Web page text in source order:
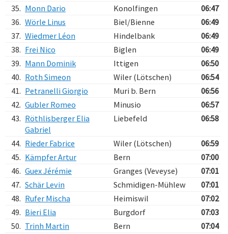
35. Monn Dario Konolfingen
06:47
36. Wörle Linus Biel/Bienne
06:49
37. Wiedmer Léon Hindelbank
06:49
38. Frei Nico Biglen
06:49
39. Mann Dominik Ittigen
06:50
40. Roth Simeon Wiler (Lötschen)
06:54
41. Petranelli Giorgio Muri b. Bern
06:56
42. Gubler Romeo Minusio
06:57
43. Röthlisberger Elia
Gabriel
Liebefeld 06:58
44. Rieder Fabrice Wiler (Lötschen)
06:59
45. Kämpfer Artur Bern
07:00
46. Guex Jérémie Granges (Veveyse)
07:01
47. Schär Levin Schmidigen-Mühlew
07:01
48. Rufer Mischa Heimiswil
07:02
49. Bieri Elia Burgdorf
07:03
50. Trinh Martin Bern
07:04